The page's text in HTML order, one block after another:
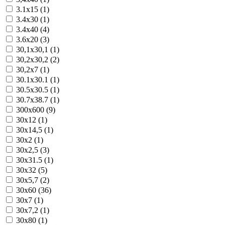
3.1x15 (1)
3.4x30 (1)
3.4x40 (4)
3.6x20 (3)
30,1x30,1 (1)
30,2x30,2 (2)
30,2x7 (1)
30.1x30.1 (1)
30.5x30.5 (1)
30.7x38.7 (1)
300x600 (9)
30x12 (1)
30x14,5 (1)
30x2 (1)
30x2,5 (3)
30x31.5 (1)
30x32 (5)
30x5,7 (2)
30x60 (36)
30x7 (1)
30x7,2 (1)
30x80 (1)